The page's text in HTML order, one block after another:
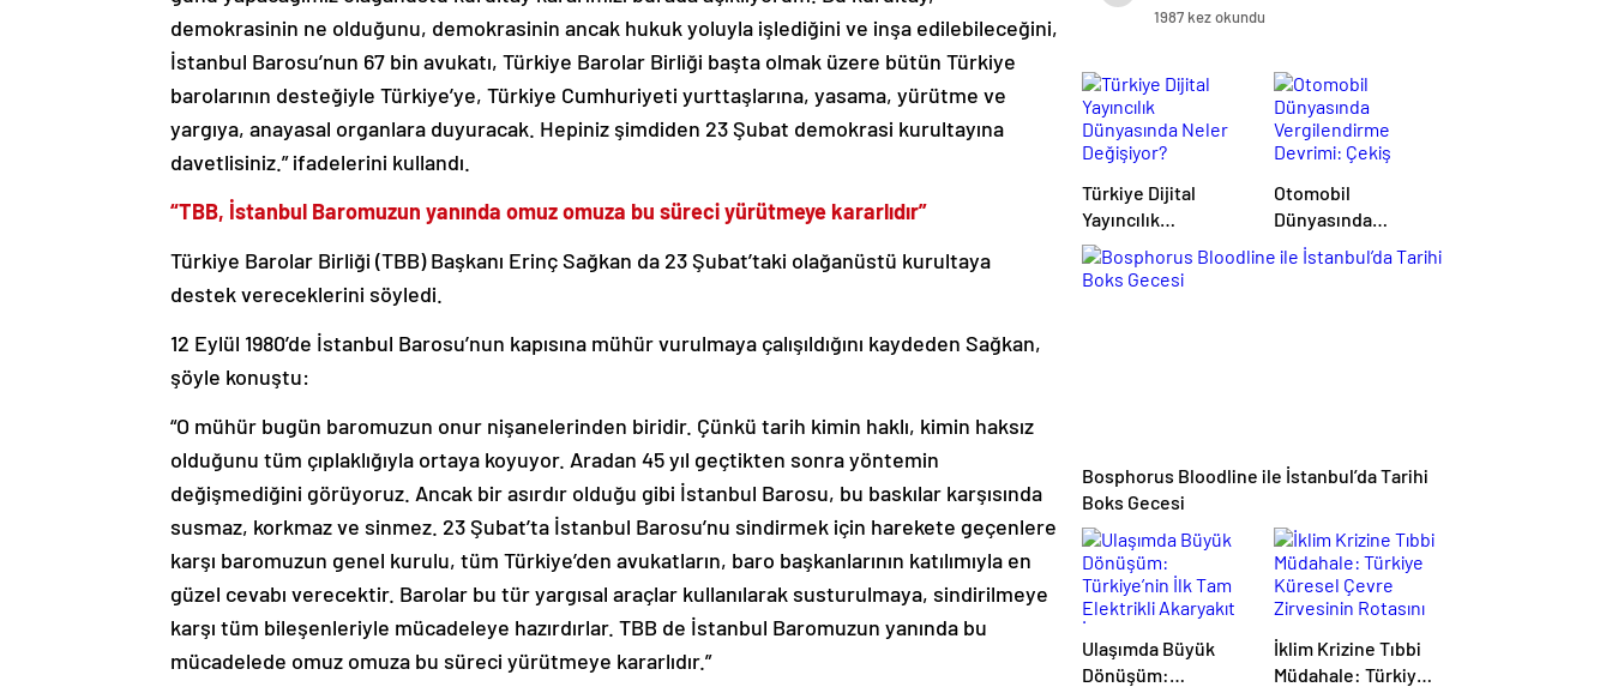
demokrasinin ne olduğunu, demokrasinin ancak hukuk yoluyla işlediğini ve inşa edilebileceğini,
İstanbul Barosu’nun 67 bin avukatı, Türkiye Barolar Birliği başta olmak üzere bütün Türkiye
barolarının desteğiyle Türkiye’ye, Türkiye Cumhuriyeti yurttaşlarına, yasama, yürütme ve
yargıya, anayasal organlara duyuracak. Hepiniz şimdiden 23 Şubat demokrasi kurultayına
davetlisiniz.” ifadelerini kullandı.
“TBB, İstanbul Baromuzun yanında omuz omuza bu süreci yürütmeye kararlıdır”
Türkiye Barolar Birliği (TBB) Başkanı Erinç Sağkan da 23 Şubat’taki olağanüstü kurultaya
destek vereceklerini söyledi.
12 Eylül 1980’de İstanbul Barosu’nun kapısına mühür vurulmaya çalışıldığını kaydeden Sağkan,
şöyle konuştu:
“O mühür bugün baromuzun onur nişanelerinden biridir. Çünkü tarih kimin haklı, kimin haksız
olduğunu tüm çıplaklığıyla ortaya koyuyor. Aradan 45 yıl geçtikten sonra yöntemin
değişmediğini görüyoruz. Ancak bir asırdır olduğu gibi İstanbul Barosu, bu baskılar karşısında
susmaz, korkmaz ve sinmez. 23 Şubat’ta İstanbul Barosu’nu sindirmek için harekete geçenlere
karşı baromuzun genel kurulu, tüm Türkiye’den avukatların, baro başkanlarının katılımıyla en
güzel cevabı verecektir. Barolar bu tür yargısal araçlar kullanılarak susturulmaya, sindirilmeye
karşı tüm bileşenleriyle mücadeleye hazırdırlar. TBB de İstanbul Baromuzun yanında bu
mücadelede omuz omuza bu süreci yürütmeye kararlıdır.”
1987 kez okundu
Türkiye Dijital
Yayıncılık
Dünyasında Neler
Değişiyor?
Otomobil
Dünyasında
Vergilendirme
Devrimi: Çekiş
Bosphorus Bloodline ile İstanbul’da Tarihi
Boks Gecesi
Ulaşımda Büyük
Dönüşüm:
İklim Krizine Tıbbi
Müdahale: Türkiye